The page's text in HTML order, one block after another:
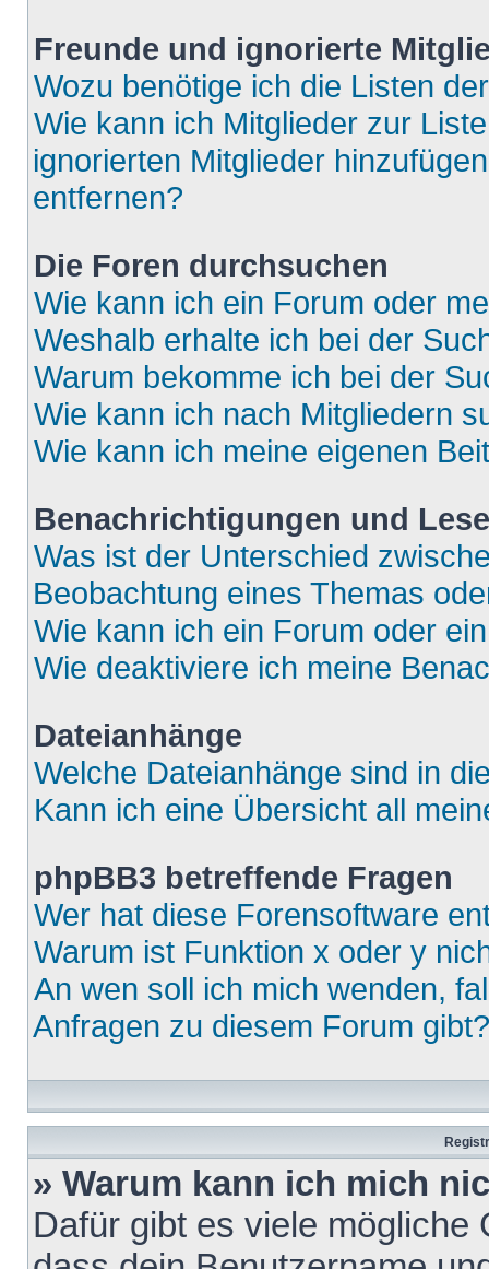
Freunde und ignorierte
Wozu benötige ich die Listen
Wie kann ich Mitglieder zur
ignorierten Mitglieder
entfernen?
Die Foren durchsuchen
Wie kann ich ein Forum oder
Weshalb erhalte ich bei der
Warum bekomme ich bei der
Wie kann ich nach Mitgliedern
Wie kann ich meine eigenen
Benachrichtigungen und
Was ist der Unterschied
Beobachtung eines Themas
Wie kann ich ein Forum oder
Wie deaktiviere ich meine
Dateianhänge
Welche Dateianhänge sind in
Kann ich eine Übersicht all
phpBB3 betreffende Fragen
Wer hat diese Forensoftware
Warum ist Funktion x oder y
An wen soll ich mich wenden,
Anfragen zu diesem Forum gibt?
» Warum kann ich mich
Dafür gibt es viele